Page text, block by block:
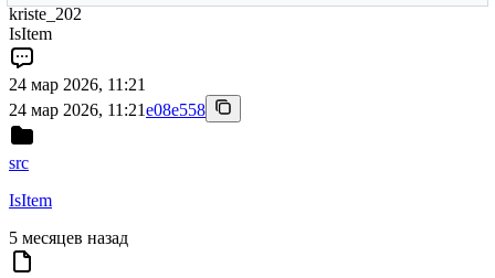
kriste_202
IsItem
24 мар 2026, 11:21
24 мар 2026, 11:21e08e558
src
IsItem
5 месяцев назад